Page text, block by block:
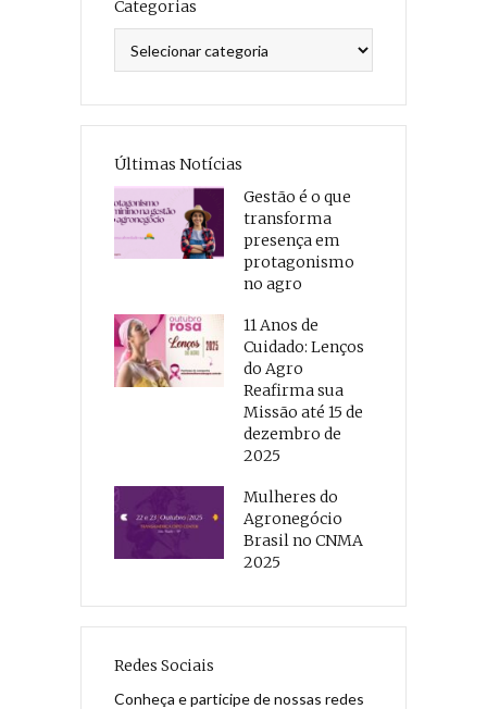
Categorias
Últimas Notícias
Gestão é o que
transforma
presença em
protagonismo
no agro
11 Anos de
Cuidado: Lenços
do Agro
Reafirma sua
Missão até 15 de
dezembro de
2025
Mulheres do
Agronegócio
Brasil no CNMA
2025
Redes Sociais
Conheça e participe de nossas redes